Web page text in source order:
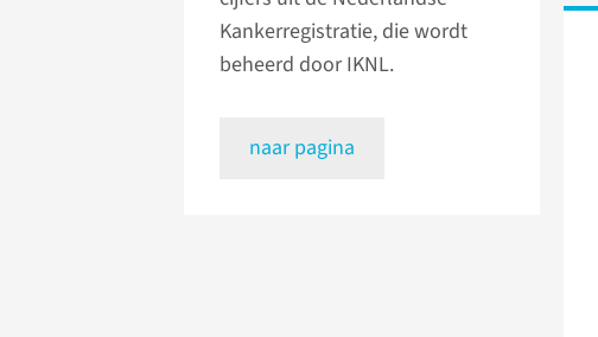
Kankerregistratie, die wordt
beheerd door IKNL.
naar pagina